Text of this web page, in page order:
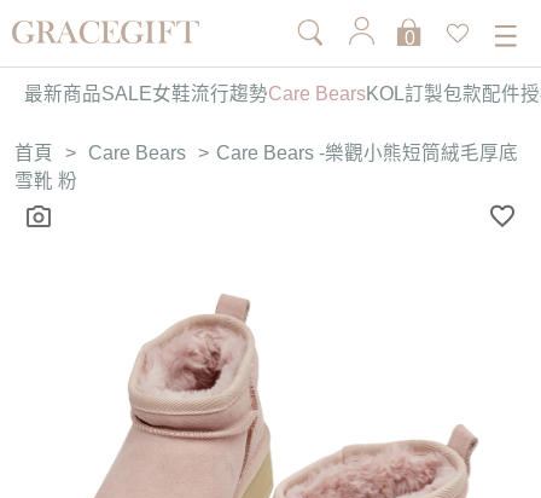
0
最新商品SALE女鞋流行趨勢Care BearsKOL訂製包款配件
首頁 > Care Bears > Care Bears -樂觀小熊短筒絨毛厚底
雪靴 粉